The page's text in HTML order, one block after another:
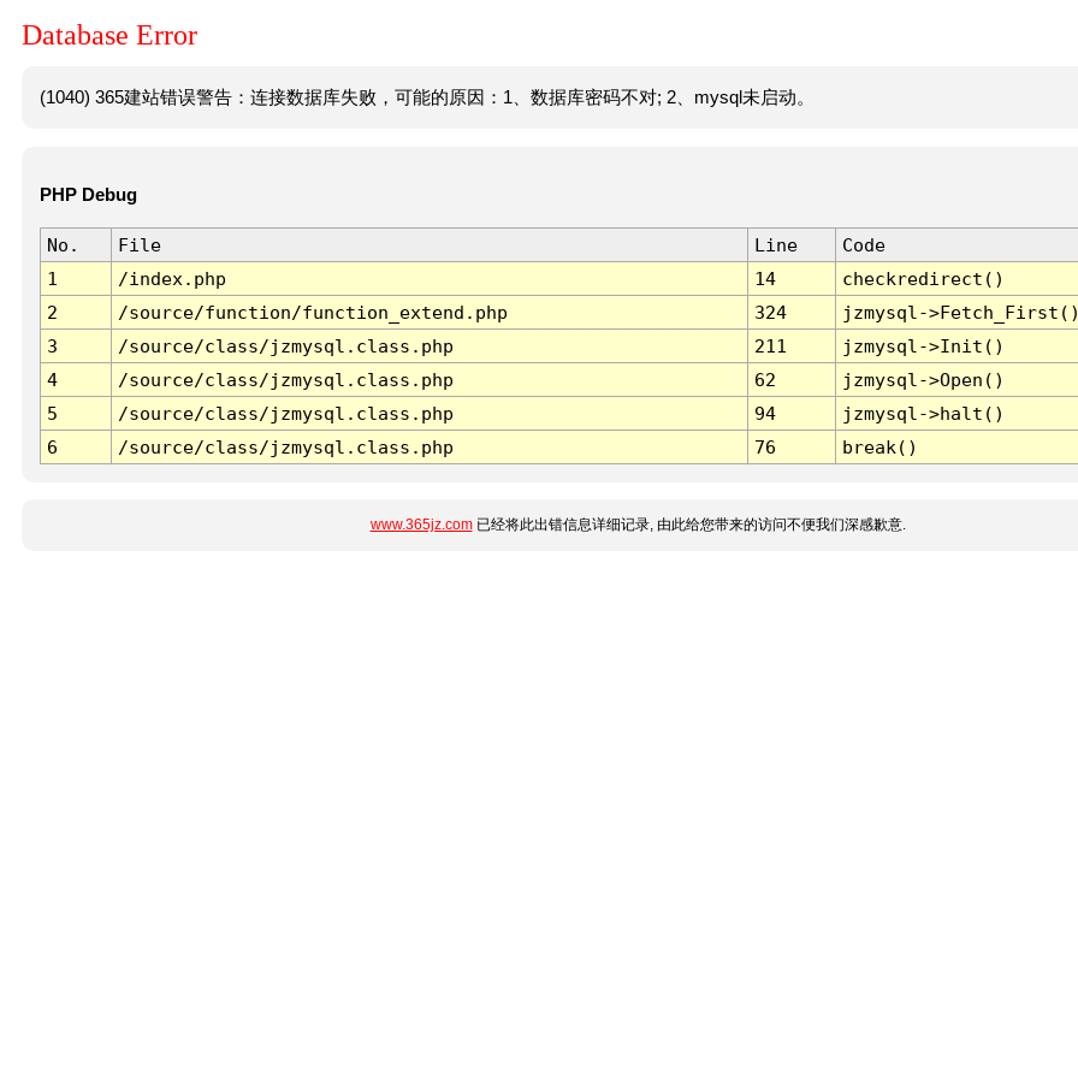
Database Error
(1040) 365建站错误警告：连接数据库失败，可能的原因：1、数据库密码不对; 2、mysql未启动。
PHP Debug
No. File Line
Code
1
/index.php 14
checkredirect()
2
/source/function/function_extend.php 324
jzmysql-
3
/source/class/jzmysql.class.php 211
jzmysql->Init()
4
/source/class/jzmysql.class.php 62
jzmysql->Open()
5
/source/class/jzmysql.class.php 94
jzmysql->halt()
6
/source/class/jzmysql.class.php 76 break()
www.365jz.com已经将此出错信息详细记录, 由此给您带来的访问不便我们深感歉意.